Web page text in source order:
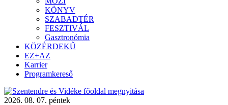
KÖNYV
SZABADTÉR
FESZTIVÁL
Gasztronómia
KÖZÉRDEKŰ
EZ+AZ
Karrier
Programkereső
2026. 08. 07. péntek